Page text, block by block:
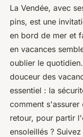
Camping
sécurisez
partir
léonne• 2 mars 2024•
La Vendée, avec
pins, est une
en bord de mer et
en vacances
oublier le
douceur des
essentiel : la
comment
retour, pour partir
ensoleillés ?